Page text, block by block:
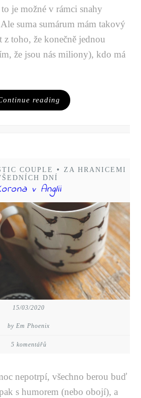
je možné v rámci snahy
suma sumárum mám takový
toho, že konečně jednou
že jsou nás miliony), kdo má
reading
COUPLE •
ZA HRANICEMI
DNÍ
v Anglii
15/03/2020
by Em Phoenix
5 komentářů
nepotrpí, všechno berou buď
s humorem (nebo obojí), a